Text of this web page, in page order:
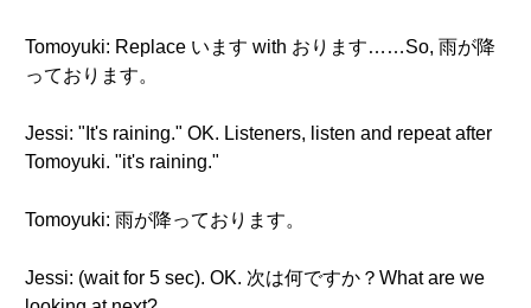
Tomoyuki: Replace います with おります……So, 雨が降
っております。
Jessi: "It's raining." OK. Listeners, listen and repeat after
Tomoyuki. "it's raining."
Tomoyuki: 雨が降っております。
Jessi: (wait for 5 sec). OK. 次は何ですか？What are we